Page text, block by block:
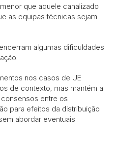
que aquele canalizado
as equipas técnicas sejam
algumas dificuldades
nos casos de UE
de contexto, mas mantém a
entre os
para efeitos da distribuição
abordar eventuais